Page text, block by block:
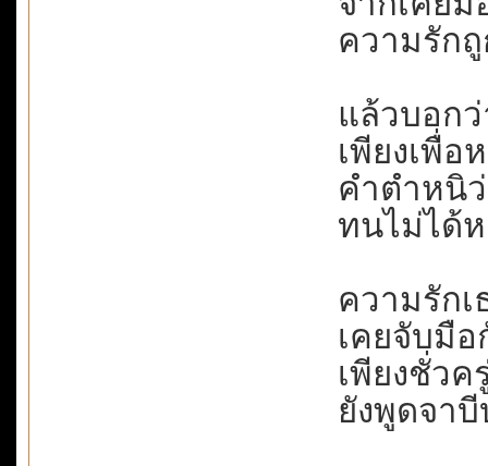
ความรัก
แล้วบอก
เพียงเพื่อ
คำตำหนิ
ทนไม่ได้
ความรักเ
เคยจับมื
เพียงชั่ว
ยังพูดจา